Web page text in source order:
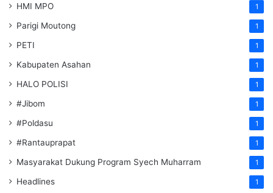
HMI MPO 1
Parigi Moutong 1
PETI 1
Kabupaten Asahan 1
HALO POLISI 1
#Jibom 1
#Poldasu 1
#Rantauprapat 1
Masyarakat Dukung Program Syech Muharram 1
Headlines 1